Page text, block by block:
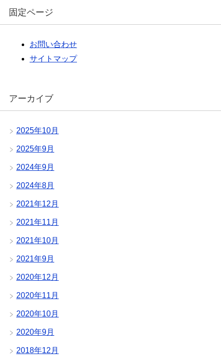
固定ページ
お問い合わせ
サイトマップ
アーカイブ
2025年10月
2025年9月
2024年9月
2024年8月
2021年12月
2021年11月
2021年10月
2021年9月
2020年12月
2020年11月
2020年10月
2020年9月
2018年12月